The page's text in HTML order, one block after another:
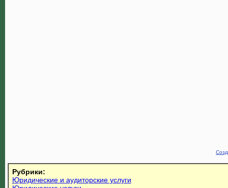
Рубрики:
Юридические и аудиторские услуги